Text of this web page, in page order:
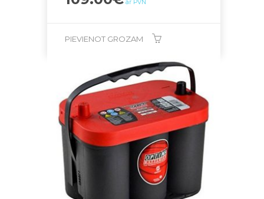
ar PVN
PIEVIENOT GROZAM